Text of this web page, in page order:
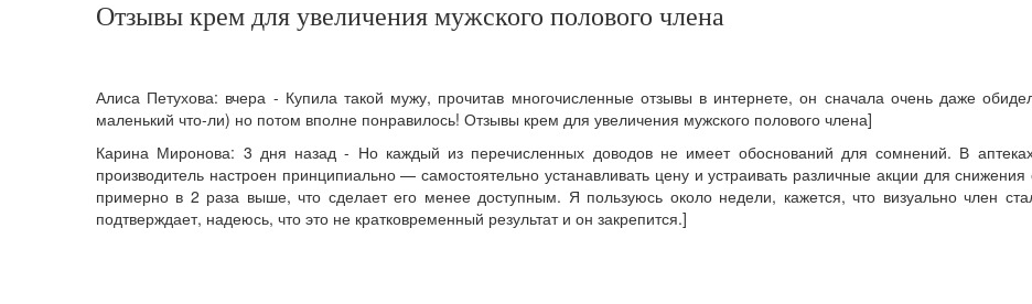
Отзывы крем для увеличения мужского полового члена
Алиса Петухова: вчера - Купила такой мужу, прочитав многочисленные отзывы в интернете, он сначала очень даже
маленький что-ли) но потом вполне понравилось! Отзывы крем для увеличения мужского полового члена]
Карина Миронова: 3 дня назад - Но каждый из перечисленных доводов не имеет обоснований для сомнений. В аптеках
производитель настроен принципиально — самостоятельно устанавливать цену и устраивать различные акции для
примерно в 2 раза выше, что сделает его менее доступным. Я пользуюсь около недели, кажется, что визуально член
подтверждает, надеюсь, что это не кратковременный результат и он закрепится.]